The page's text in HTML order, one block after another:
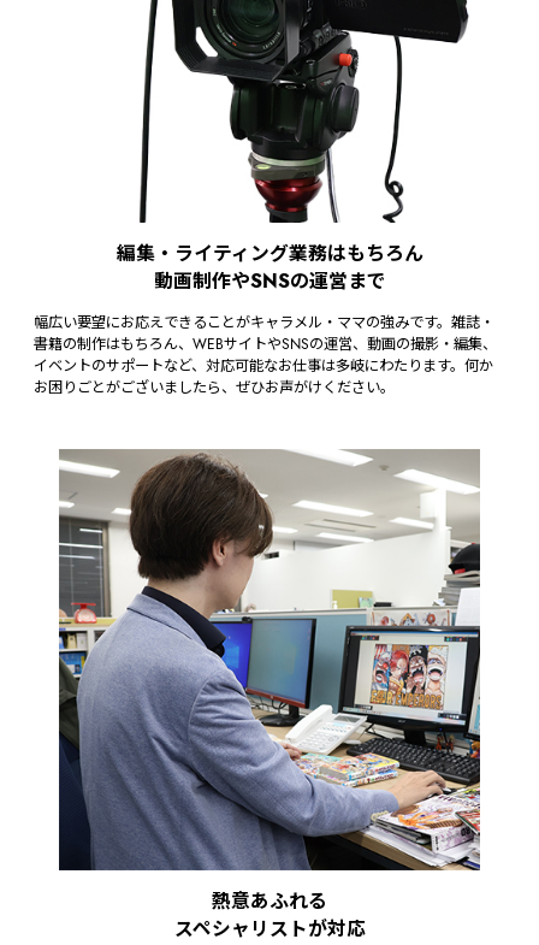
編集・ライティング業務はもちろん
動画制作やSNSの運営まで
幅広い要望にお応えできることがキャラメル・ママの強みです。雑誌・
書籍の制作はもちろん、WEBサイトやSNSの運営、動画の撮影・編集、
イベントのサポートなど、対応可能なお仕事は多岐にわたります。何か
お困りごとがございましたら、ぜひお声がけください。
熱意あふれる
スペシャリストが対応